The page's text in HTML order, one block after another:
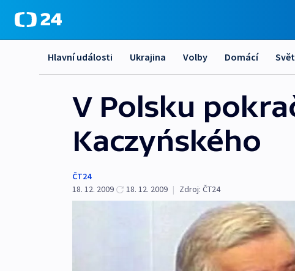
Hlavní události Ukrajina Volby Domácí Svět
V Polsku
Kaczyńského
ČT24
18. 12. 2009
18. 12. 2009 | Zdroj: ČT24